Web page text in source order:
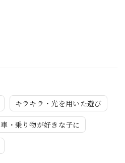
キラキラ・光を用いた遊び
車・乗り物が好きな子に